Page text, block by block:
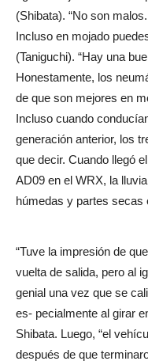
(Shibata). “No son
Incluso en mojado
(Taniguchi). “Hay una
Honestamente, los
de que son mejores en
Incluso cuando
generación anterior, los
que decir. Cuando llegó
AD09 en el WRX, la
húmedas y partes secas
“Tuve la impresión de
vuelta de salida, pero al
genial una vez que se
es- pecialmente al girar
Shibata. Luego, “el
después de que